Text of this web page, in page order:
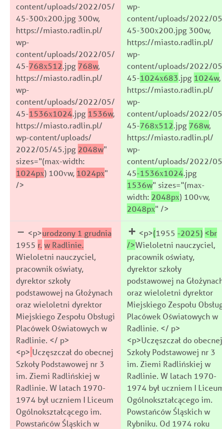
content/uploads/2022/05/
45-300x200.jpg 300w,
https://miasto.radlin.pl/
wp-
content/uploads/2022/05/
45-768x512.jpg 768w,
https://miasto.radlin.pl/
wp-
content/uploads/2022/05/
45-1536x1024.jpg 1536w,
https://miasto.radlin.pl/
wp-content/uploads/
2022/05/45.jpg 2048w"
sizes="(max-width:
1024px) 100vw, 1024px"
/>
wp-
content/uploads/2022/
45-300x200.jpg 300w,
https://miasto.radlin.pl/
wp-
content/uploads/2022/
45-1024x683.jpg 1024w,
https://miasto.radlin.pl/
wp-
content/uploads/2022/
45-768x512.jpg 768w,
https://miasto.radlin.pl/
wp-
content/uploads/2022/
45-1536x1024.jpg
1536w" sizes="(max-
width: 2048px) 100vw,
2048px" />
<p>urodzony 1 grudnia
1955 r. w Radlinie.
Wieloletni nauczyciel,
pracownik oświaty,
dyrektor szkoły
podstawowej na Głożynach
oraz wieloletni dyrektor
Miejskiego Zespołu Obsługi
Placówek Oświatowych w
Radlinie. </ p>
<p> Uczęszczał do obecnej
Szkoły Podstawowej nr 3
im. Ziemi Radlińskiej w
Radlinie. W latach 1970-
1974 był uczniem I Liceum
Ogólnokształcącego im.
Powstańców Śląskich w
<p>(1955 -2025) <br
/>Wieloletni nauczyciel,
pracownik oświaty,
dyrektor szkoły
podstawowej na
oraz wieloletni dyrektor
Miejskiego Zespołu
Placówek Oświatowych w
Radlinie. </ p>
<p>Uczęszczał do obecnej
Szkoły Podstawowej nr 3
im. Ziemi Radlińskiej w
Radlinie. W latach 1970-
1974 był uczniem I
Ogólnokształcącego im.
Powstańców Śląskich w
Rybniku. Od 1974 roku